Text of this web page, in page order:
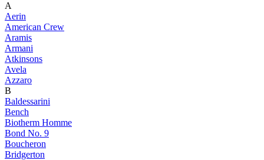
A
Aerin
American Crew
Aramis
Armani
Atkinsons
Avela
Azzaro
B
Baldessarini
Bench
Biotherm Homme
Bond No. 9
Boucheron
Bridgerton